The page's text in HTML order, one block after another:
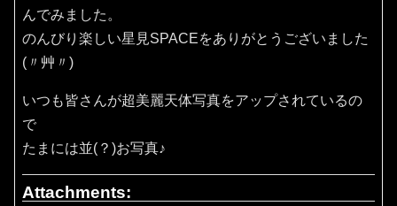
んでみました。
のんびり楽しい星見SPACEをありがとうございました
(〃艸〃)
いつも皆さんが超美麗天体写真をアップされているの
で
たまには並(？)お写真♪
Attachments: